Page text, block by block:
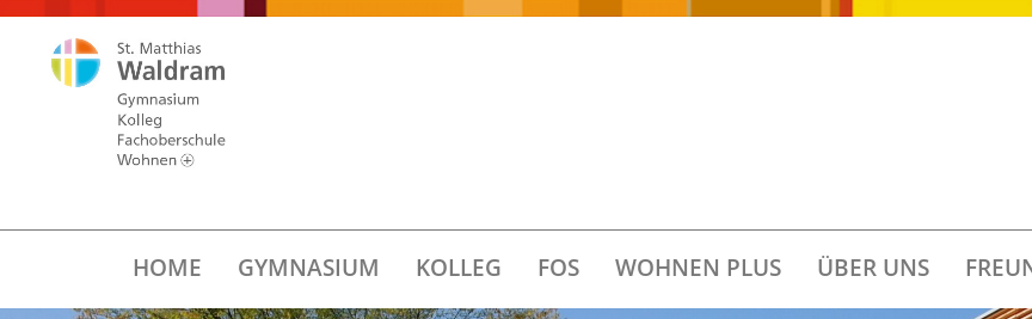
HOME GYMNASIUM KOLLEG FOS WOHNEN PLUS ÜBER UNS